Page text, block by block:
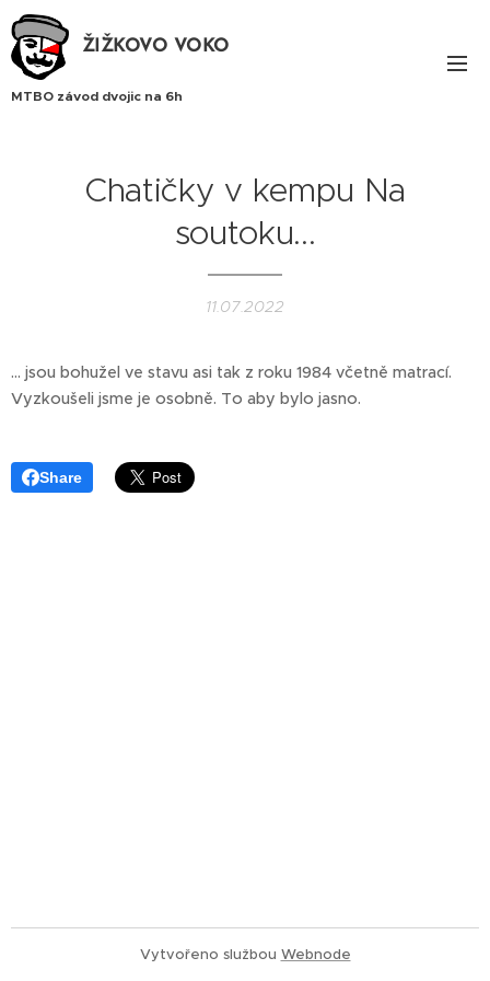
ŽIŽKOVO VOKO
MTBO závod dvojic na 6h
Chatičky v kempu Na
soutoku...
11.07.2022
... jsou bohužel ve stavu asi tak z roku 1984 včetně matrací.
Vyzkoušeli jsme je osobně. To aby bylo jasno.
Share
Vytvořeno službou Webnode